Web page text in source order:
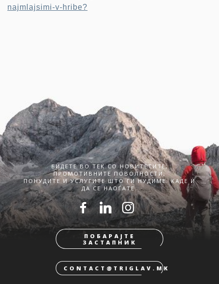
najmlajsimi-v-hribe?
БИДЕТЕ ВО ТЕК СО НОВИТЕТИТЕ,
ПРОМОТИВНИТЕ ПОВОЛНОСТИ,
ПОНУДИТЕ И УСЛУГИТЕ ШТО ГИ НУДИМЕ. КАДЕ И
ДА СЕ НАОЃАТЕ.
ПОБАРАЈТЕ
ЗАСТАПНИК
CONTACT@TRIGLAV.MK